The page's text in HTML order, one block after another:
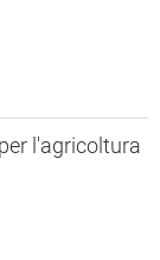
l'agricoltura